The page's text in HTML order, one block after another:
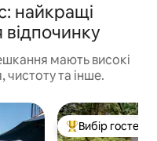
найкращі
мають високі
чистоту та інше.
Топ вибір гостей
Вибір гостей